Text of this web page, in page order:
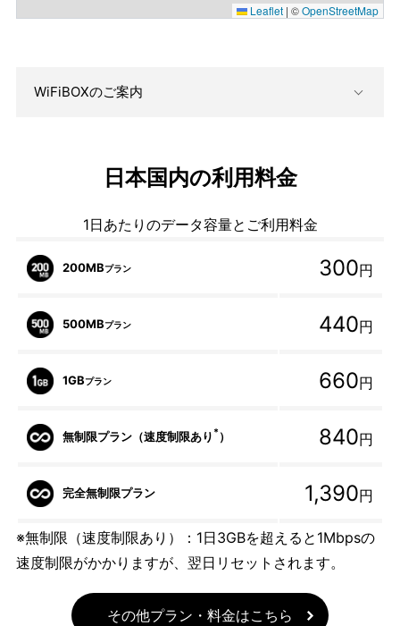
Leaflet | ©OpenStreetMap
WiFiBOXのご案内
日本国内の利用料金
1日あたりのデータ容量とご利用料金
200MBプラン 300円
500MBプラン 440円
1GBプラン 660円
無制限プラン（速度制限あり * ） 840円
完全無制限プラン 1,390円
※無制限（速度制限あり）：1日3GBを超えると1Mbpsの
速度制限がかかりますが、翌日リセットされます。
その他プラン・料金はこちら